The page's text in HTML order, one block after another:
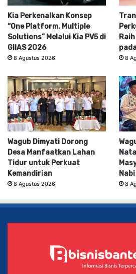
Kia Perkenalkan Konsep
“One Platform, Multiple
Solutions” Melalui Kia PV5 di
GIIAS 2026
8 Agustus 2026 8
Wagub Dimyati Dorong
Desa Manfaatkan Lahan
Tidur untuk Perkuat
Kemandirian
8 Agustus 2026 8